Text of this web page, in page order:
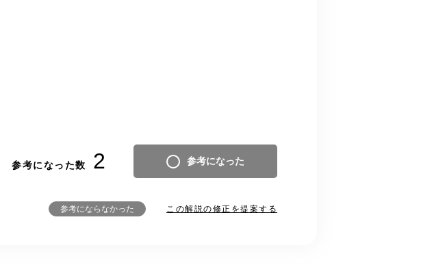
参考になった数 2 参考になった
参考にならなかった この解説の修正を提案する